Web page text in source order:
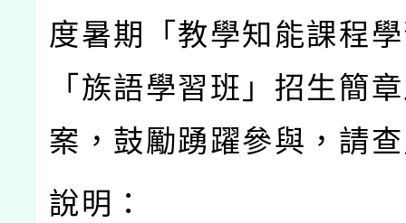
度暑期「教學知能課程
「族語學習班」招生簡
案，鼓勵踴躍參與，請
說明：